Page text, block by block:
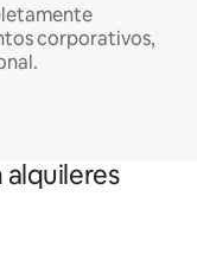
corporativos,
alquileres